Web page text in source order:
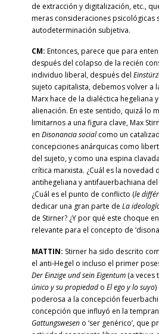
de extracción y digitalización, etc.,
meras consideraciones psicológicas
autodeterminación subjetiva.
CM: Entonces, parece que para
después del colapso de la recién
individuo liberal, después del
sujeto capitalista, debemos volver a
Marx hace de la dialéctica hegeliana
alienación. En este sentido, quizá lo
limitarnos a una figura clave, Max
en Disonancia socialcomo un
concepciones anárquicas como
del sujeto, y como una espina
crítica marxista. ¿Cuál es la novedad
antihegeliana y antifauerbachiana
¿Cuál es el punto de conflicto (le
dedicar una gran parte de La
de Stirner? ¿Y por qué este choque
relevante para el concepto de
MATTIN: Stirner ha sido descrito
el anti-Hegel o incluso el primer
Der Einzige und sein Eigentum(a veces
único y su propiedado El ego y lo suyo)
poderosa a la concepción
concepción que influyó en la
Gattungsweseno ‘ser genérico’, que